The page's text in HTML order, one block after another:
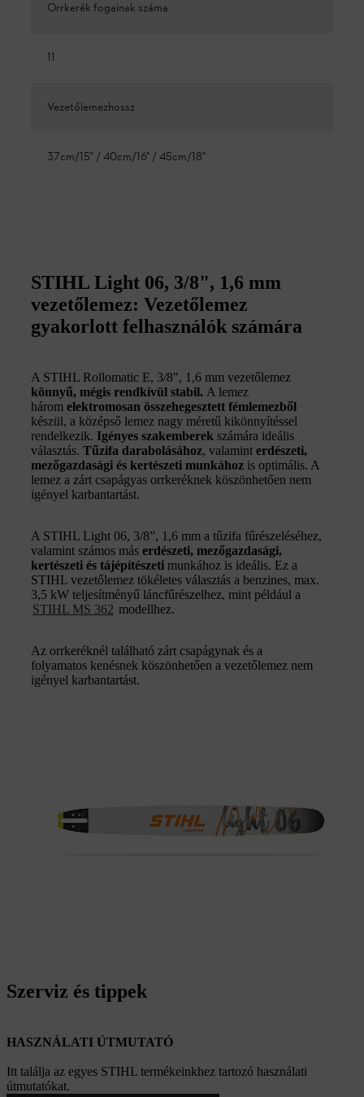
Orrkerék fogainak száma
11
Vezetőlemezhossz
37cm/15" / 40cm/16" / 45cm/18"
STIHL Light 06, 3/8", 1,6 mm
vezetőlemez: Vezetőlemez
gyakorlott felhasználók számára
A STIHL Rollomatic E, 3/8", 1,6 mm vezetőlemez
könnyű, mégis rendkívül stabil. A lemez
három elektromosan összehegesztett fémlemezből
készül, a középső lemez nagy méretű kikönnyítéssel
rendelkezik. Igényes szakemberek számára ideális
választás. Tűzifa darabolásához, valamint erdészeti,
mezőgazdasági és kertészeti munkához is optimális. A
lemez a zárt csapágyas orrkeréknek köszönhetően nem
igényel karbantartást.
A STIHL Light 06, 3/8”, 1,6 mm a tűzifa fűrészeléséhez,
valamint számos más erdészeti, mezőgazdasági,
kertészeti és tájépítészeti munkához is ideális. Ez a
STIHL vezetőlemez tökéletes választás a benzines, max.
3,5 kW teljesítményű láncfűrészelhez, mint például a
STIHL MS 362 modellhez.
Az orrkeréknél található zárt csapágynak és a
folyamatos kenésnek köszönhetően a vezetőlemez nem
igényel karbantartást.
Szerviz és tippek
HASZNÁLATI ÚTMUTATÓ
Itt találja az egyes STIHL termékeinkhez tartozó használati
útmutatókat.